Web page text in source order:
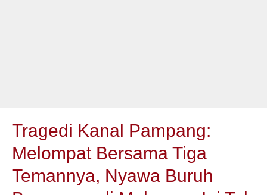
Tragedi Kanal Pampang:
Melompat Bersama Tiga
Temannya, Nyawa Buruh